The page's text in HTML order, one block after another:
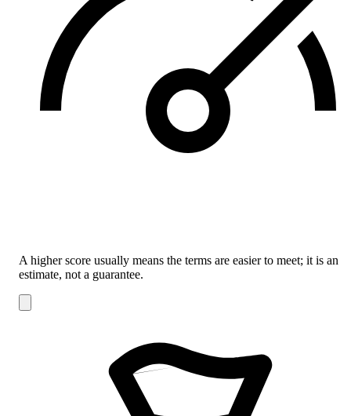
A higher score usually means the terms are easier to meet; it is an
estimate, not a guarantee.